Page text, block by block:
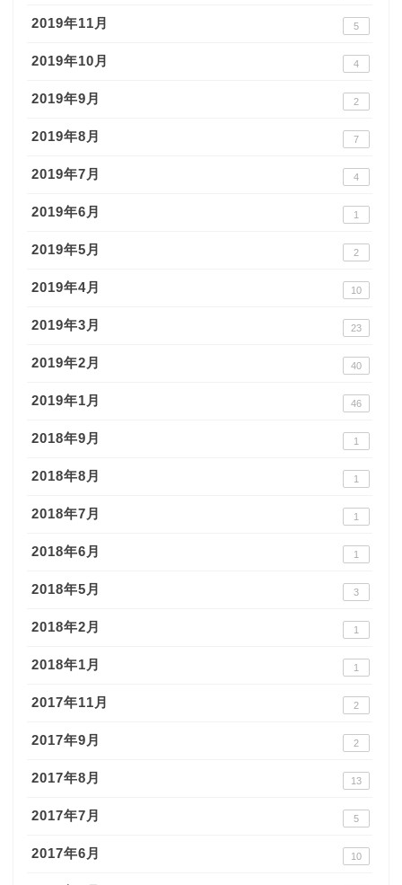
2019年11月 5
2019年10月 4
2019年9月 2
2019年8月 7
2019年7月 4
2019年6月 1
2019年5月 2
2019年4月 10
2019年3月 23
2019年2月 40
2019年1月 46
2018年9月 1
2018年8月 1
2018年7月 1
2018年6月 1
2018年5月 3
2018年2月 1
2018年1月 1
2017年11月 2
2017年9月 2
2017年8月 13
2017年7月 5
2017年6月 10